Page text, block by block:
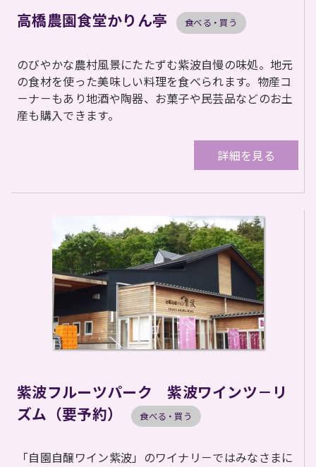
高橋農園食堂かりん亭 食べる・買う
のびやかな農村風景にたたずむ紫波自慢の味処。地元
の食材を使った美味しい料理を食べられます。物産コ
－ナ－もあり地酒や陶器、お菓子や民芸品などのお土
産も購入できます。
詳細を見る
紫波フルーツパーク 紫波ワインツ－リ
ズム（要予約）
食べる・買う
「自園自醸ワイン紫波」のワイナリ－ではみなさまに